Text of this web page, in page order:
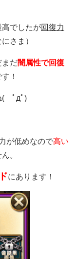
高でしたが回復力
さま）
まだ闇属性で回復
！
( ﾟдﾟ)
が低めなので高い
。
にあります！